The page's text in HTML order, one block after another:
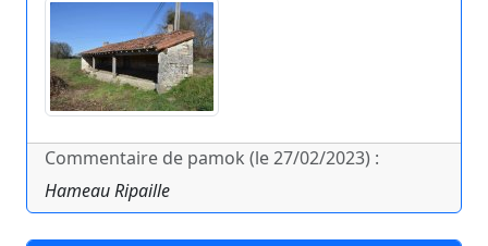
Commentaire de pamok (le 27/02/2023) :
Hameau Ripaille